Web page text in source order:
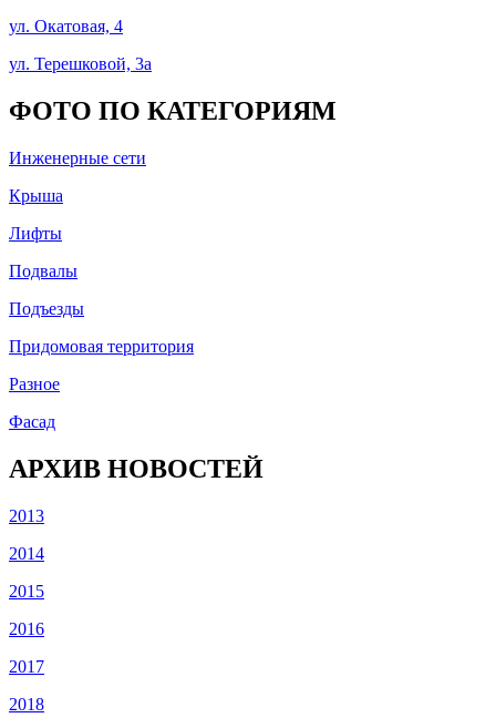
ул. Окатовая, 4
ул. Терешковой, 3а
ФОТО ПО КАТЕГОРИЯМ
Инженерные сети
Крыша
Лифты
Подвалы
Подъезды
Придомовая территория
Разное
Фасад
АРХИВ НОВОСТЕЙ
2013
2014
2015
2016
2017
2018